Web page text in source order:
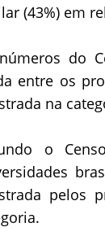
(43%) em
do
entre os
na
o
pelos